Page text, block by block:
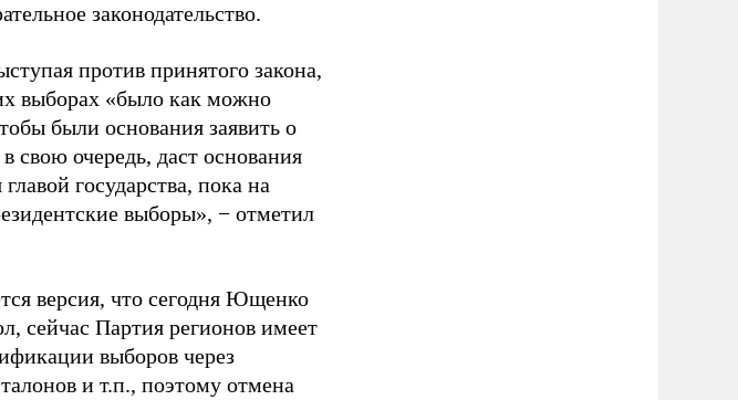
законодательство.
против принятого закона,
выборах «было как можно
были основания заявить о
свою очередь, даст основания
государства, пока на
выборы», − отметил
версия, что сегодня Ющенко
сейчас Партия регионов имеет
выборов через
и т.п., поэтому отмена